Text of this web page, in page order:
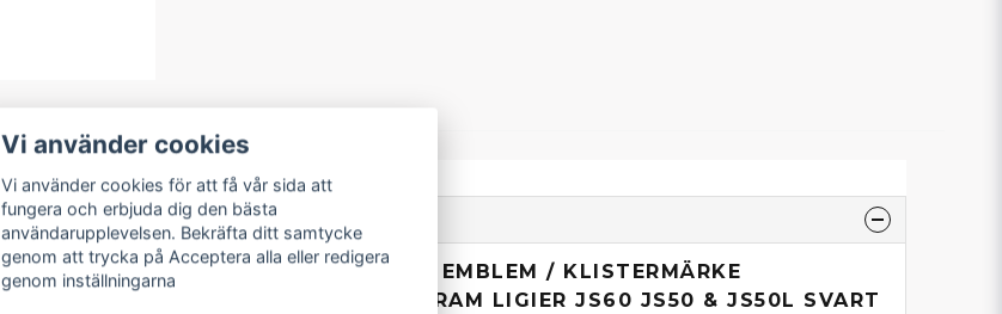
Beskrivning
BESKRIVNING AV EMBLEM / KLISTERMÄRKE
STÖTFÅNGARE FRAM LIGIER JS60 JS50 & JS50L SVART
Vi använder cookies
Vi använder cookies för att få vår sida att
fungera och erbjuda dig den bästa
användarupplevelsen. Bekräfta ditt samtycke
genom att trycka på Acceptera alla eller redigera
genom inställningarna